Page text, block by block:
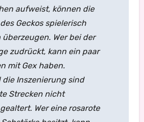
aufweist, können die
Geckos spielerisch
Wer bei der
zudrückt, kann ein paar
mit Gex haben.
die Inszenierung sind
Strecken nicht
Wer eine rosarote